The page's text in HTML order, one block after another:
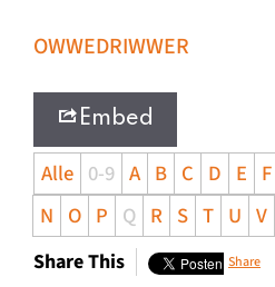
OWWEDRIWWER
Embed
Alle 0-9 A B C D E F
N O P Q R S T U V
Share This Share